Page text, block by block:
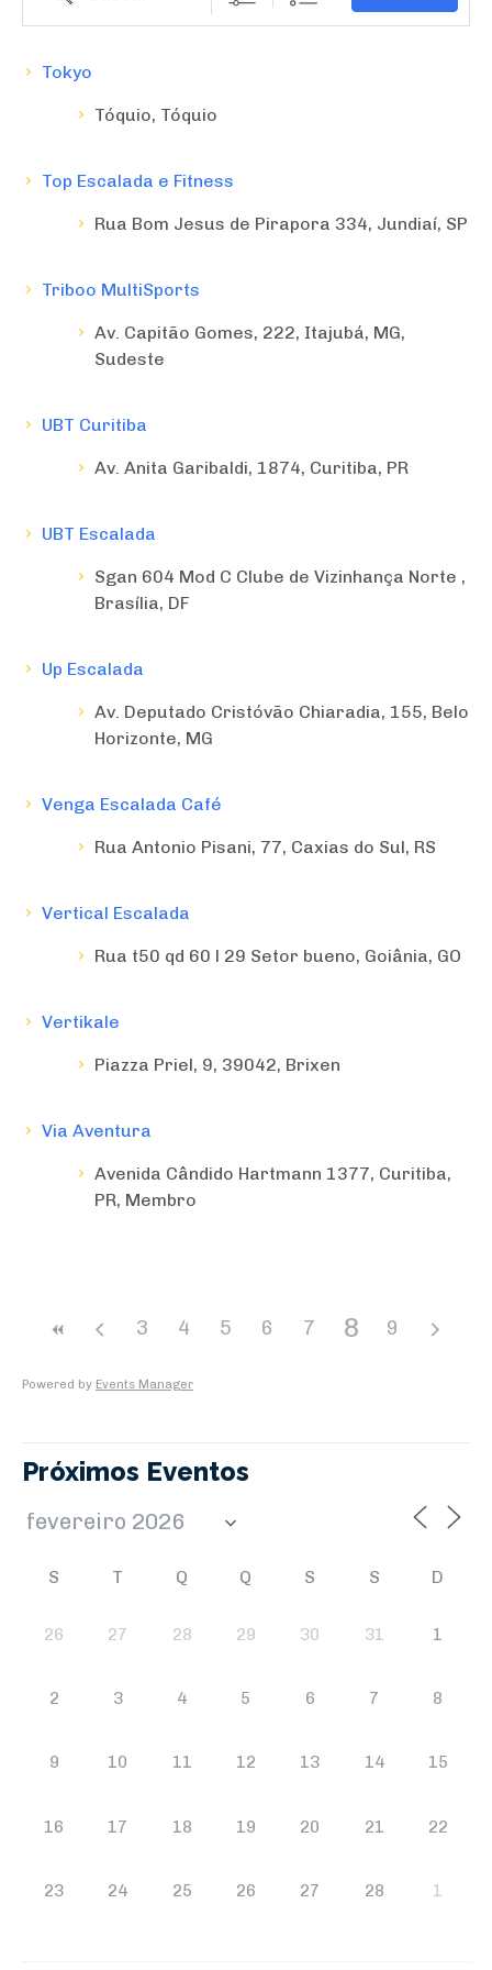
Tokyo
Tóquio, Tóquio
Top Escalada e Fitness
Rua Bom Jesus de Pirapora 334, Jundiaí, SP
Triboo MultiSports
Av. Capitão Gomes, 222, Itajubá, MG,
Sudeste
UBT Curitiba
Av. Anita Garibaldi, 1874, Curitiba, PR
UBT Escalada
Sgan 604 Mod C Clube de Vizinhança Norte ,
Brasília, DF
Up Escalada
Av. Deputado Cristóvão Chiaradia, 155, Belo
Horizonte, MG
Venga Escalada Café
Rua Antonio Pisani, 77, Caxias do Sul, RS
Vertical Escalada
Rua t50 qd 60 l 29 Setor bueno, Goiânia, GO
Vertikale
Piazza Priel, 9, 39042, Brixen
Via Aventura
Avenida Cândido Hartmann 1377, Curitiba,
PR, Membro
3 4 5 6 7 8 9
Powered by Events Manager
Próximos Eventos
S T Q Q S S D
26 27 28 29 30 31 1
2 3 4 5 6 7 8
9 10 11 12 13 14 15
16 17 18 19 20 21 22
23 24 25 26 27 28 1